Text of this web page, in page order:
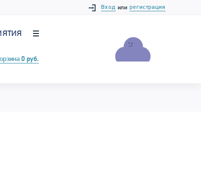
Вход или регистрация
0 руб.